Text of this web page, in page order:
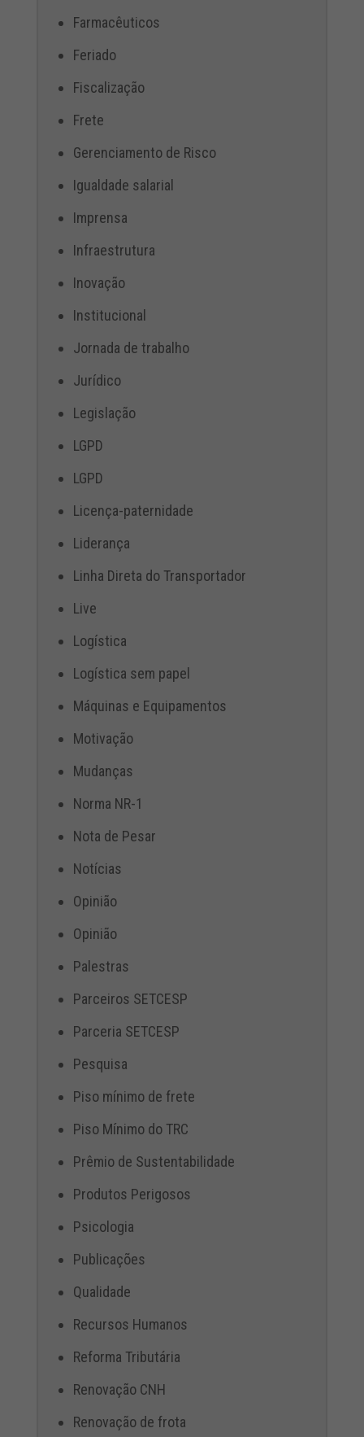
Farmacêuticos
Feriado
Fiscalização
Frete
Gerenciamento de Risco
Igualdade salarial
Imprensa
Infraestrutura
Inovação
Institucional
Jornada de trabalho
Jurídico
Legislação
LGPD
LGPD
Licença-paternidade
Liderança
Linha Direta do Transportador
Live
Logística
Logística sem papel
Máquinas e Equipamentos
Motivação
Mudanças
Norma NR-1
Nota de Pesar
Notícias
Opinião
Opinião
Palestras
Parceiros SETCESP
Parceria SETCESP
Pesquisa
Piso mínimo de frete
Piso Mínimo do TRC
Prêmio de Sustentabilidade
Produtos Perigosos
Psicologia
Publicações
Qualidade
Recursos Humanos
Reforma Tributária
Renovação CNH
Renovação de frota